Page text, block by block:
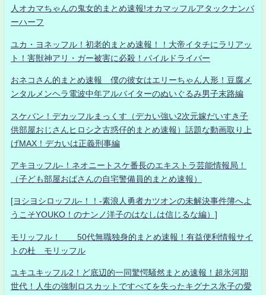
人オカマちゃんの鬼女的まとめ速報!オカマッフルアタックナンバ
ーハーフ
ユカ・ヨネッフル！初老的まとめ速報！！大帝イタチにラリアッ
ト！害獣神アリ・ガー被害に必殺！パイルドライバー
おネコさん的まとめ速報 僕の彼女はエリーちゃん人形！豆腐メ
ンタルメンヘラ電波中年アルバイターのぬいぐるみ男子末路編
スケバン！デカッフルまっくす（デカい強い2次元嫁だいすき子
供部屋おじさんヒロシ之古惑仔的まとめ速報）話題な動画取り上
げMAX！デカいは正義刑事編
アキヨッフル-！ネオニートスケ番長のエキストラ芸能情報局！
（子ども部屋おばさんの自宅警備員的まとめ速報）
[ヨシヨシロッフル-！！-素浪人勇者カツオンの未解決事件簿へよ
うこそYOUKO！のナンノ洋子のはなしは信じるな編）]
モリッフル！ 50代無職独身的まとめ速報！有益便利情報サイ
トの杜 モリッフル
ユキユキッフル2！ど底辺的一同驚愕騒然まとめ速報！超氷河期
世代！人生の強制ロスカットですべてを失ったキグナス氷子の愛